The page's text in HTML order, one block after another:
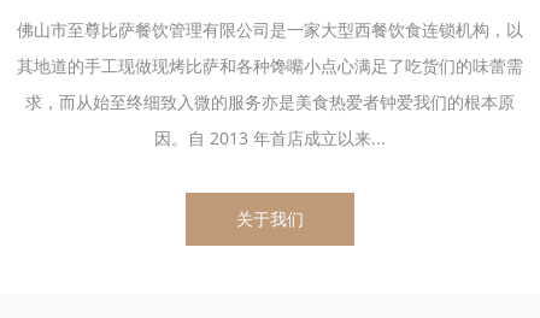
佛山市至尊比萨餐饮管理有限公司是一家大型西餐饮食连锁机构，以
其地道的手工现做现烤比萨和各种馋嘴小点心满足了吃货们的味蕾需
求，而从始至终细致入微的服务亦是美食热爱者钟爱我们的根本原
因。自 2013 年首店成立以来...
关于我们